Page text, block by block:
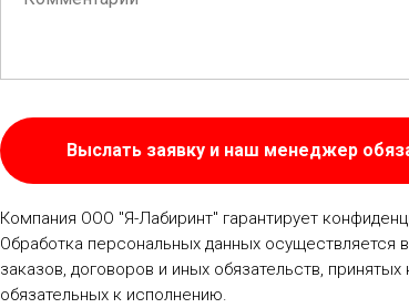
Выслать заявку и наш менеджер
Компания ООО "Я-Лабиринт" гарантирует
Обработка персональных данных осуществляется
заказов, договоров и иных обязательств,
обязательных к исполнению.